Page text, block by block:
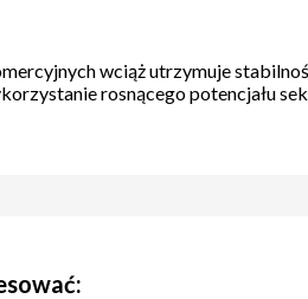
wciąż utrzymuje
rosnącego potencjału